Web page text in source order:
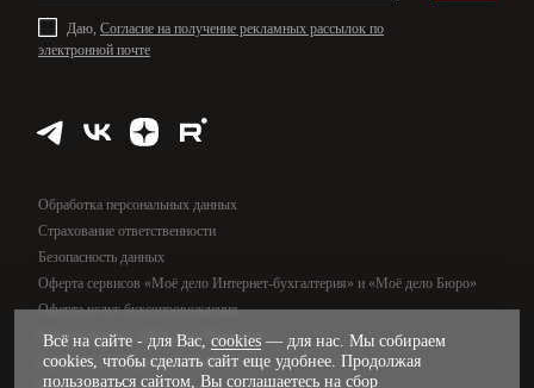
Даю, Согласие на получение рекламных рассылок по
электронной почте
Обработка персональных данных
Страхование ответственности
Безопасность данных
Оферта сервисов «Моё дело Интернет-бухгалтерия» и «Моё дело Бюро»
Оферта услуг бухсопровождения
Оферта сервиса «Моё дело Финансы»
Оферта услуг управленческого учёта
Всё на сайте - для Вас, cookies — для нас. Мы собираем
cookies, чтобы сделать сайт еще удобнее. Продолжая
пользоваться сайтом, Вы соглашаетесь на сбор